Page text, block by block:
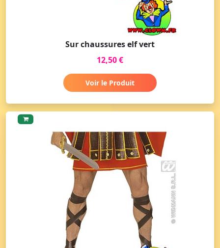
Sur chaussures elf vert
12,50 €
Voir le Produit